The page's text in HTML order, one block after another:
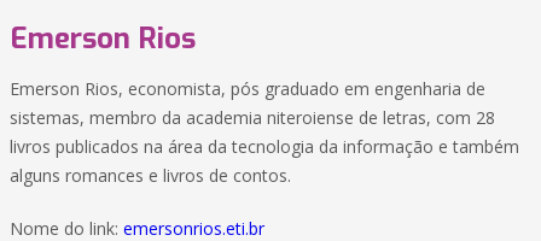
Emerson Rios
Emerson Rios, economista, pós graduado em engenharia de
sistemas, membro da academia niteroiense de letras, com 28
livros publicados na área da tecnologia da informação e também
alguns romances e livros de contos.
Nome do link: emersonrios.eti.br